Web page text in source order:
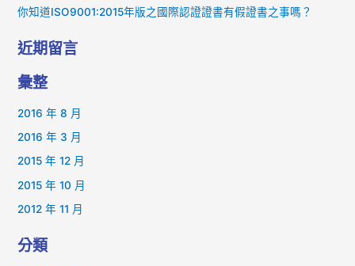
你知道ISO9001:2015年版之國際認證證書有假證書之事嗎？
近期留言
彙整
2016 年 8 月
2016 年 3 月
2015 年 12 月
2015 年 10 月
2012 年 11 月
分類